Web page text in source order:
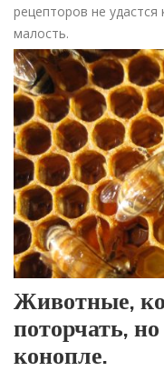
рецепторов не
малость.
Животные,
поторчать,
конопле.